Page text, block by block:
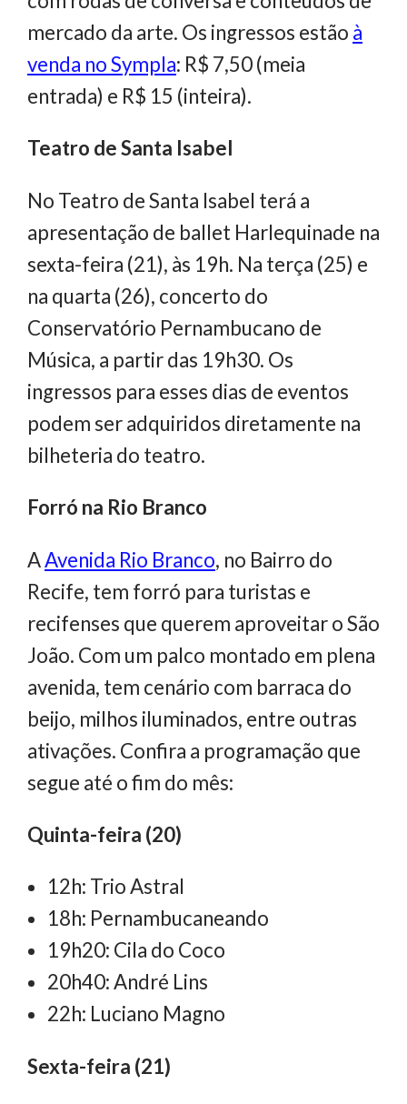
mercado da arte. Os ingressos estão à
venda no Sympla: R$ 7,50 (meia
entrada) e R$ 15 (inteira).
Teatro de Santa Isabel
No Teatro de Santa Isabel terá a
apresentação de ballet Harlequinade na
sexta-feira (21), às 19h. Na terça (25) e
na quarta (26), concerto do
Conservatório Pernambucano de
Música, a partir das 19h30. Os
ingressos para esses dias de eventos
podem ser adquiridos diretamente na
bilheteria do teatro.
Forró na Rio Branco
AAvenida Rio Branco, no Bairro do
Recife, tem forró para turistas e
recifenses que querem aproveitar o São
João. Com um palco montado em plena
avenida, tem cenário com barraca do
beijo, milhos iluminados, entre outras
ativações. Confira a programação que
segue até o fim do mês:
Quinta-feira (20)
12h: Trio Astral
18h: Pernambucaneando
19h20: Cila do Coco
20h40: André Lins
22h: Luciano Magno
Sexta-feira (21)